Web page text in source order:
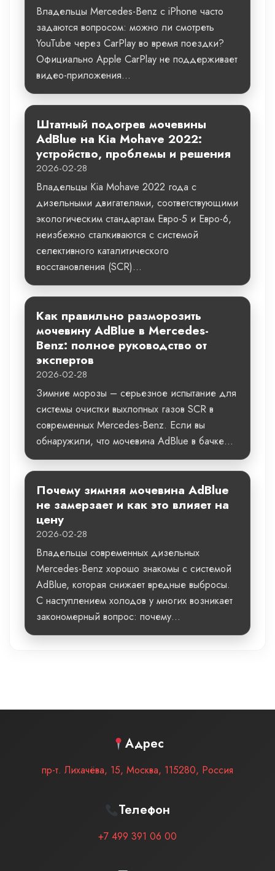
Владельцы Mercedes-Benz с iPhone часто
задаются вопросом: можно ли смотреть
YouTube через CarPlay во время поездки?
Официально Apple CarPlay не поддерживает
видео-приложения...
Штатный подогрев мочевины
AdBlue на Kia Mohave 2022:
устройство, проблемы и решения
2026-02-28
Владельцы Kia Mohave 2022 года с
дизельными двигателями, соответствующими
экологическим стандартам Евро-5 и Евро-6,
неизбежно сталкиваются с системой
селективного каталитического
восстановления (SCR)...
Как правильно разморозить
мочевину AdBlue в Mercedes-
Benz: полное руководство от
экспертов
2026-02-28
Зимние морозы – серьезное испытание для
системы очистки выхлопных газов SCR в
современных Mercedes-Benz. Если вы
обнаружили, что мочевина AdBlue в бачке...
Почему зимняя мочевина AdBlue
не замерзает и как это влияет на
цену
2026-02-28
Владельцы современных дизельных
Mercedes-Benz хорошо знакомы с системой
AdBlue, которая снижает вредные выбросы.
С наступлением холодов у многих возникает
закономерный вопрос: почему...
Адрес
пр-т. Лихачёва, 15, Москва, 115280, Россия
Телефон
+7 499 391 06 00